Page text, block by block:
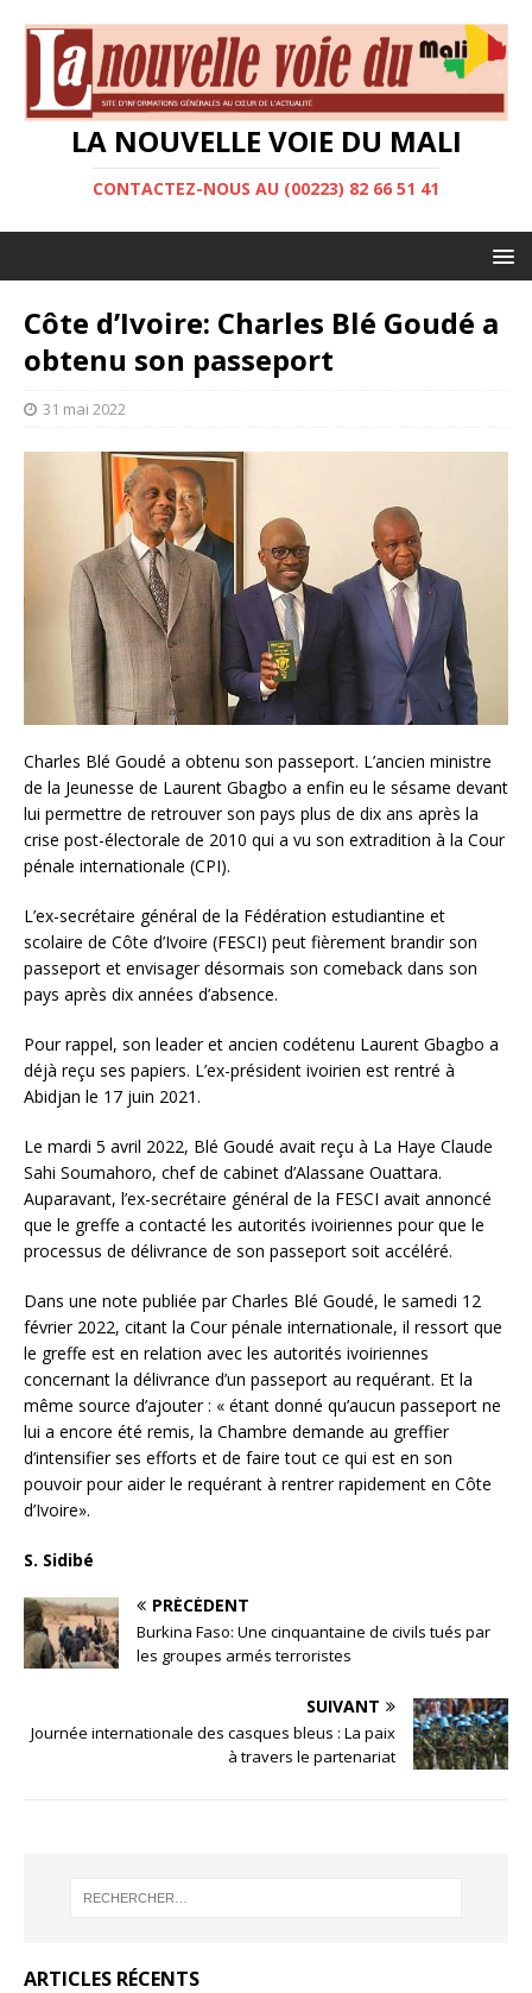
LA NOUVELLE VOIE DU MALI
CONTACTEZ-NOUS AU (00223) 82 66 51 41
Côte d’Ivoire: Charles Blé Goudé a
obtenu son passeport
31 mai 2022
Charles Blé Goudé a obtenu son passeport. L’ancien ministre
de la Jeunesse de Laurent Gbagbo a enfin eu le sésame devant
lui permettre de retrouver son pays plus de dix ans après la
crise post-électorale de 2010 qui a vu son extradition à la Cour
pénale internationale (CPI).
L’ex-secrétaire général de la Fédération estudiantine et
scolaire de Côte d’Ivoire (FESCI) peut fièrement brandir son
passeport et envisager désormais son comeback dans son
pays après dix années d’absence.
Pour rappel, son leader et ancien codétenu Laurent Gbagbo a
déjà reçu ses papiers. L’ex-président ivoirien est rentré à
Abidjan le 17 juin 2021.
Le mardi 5 avril 2022, Blé Goudé avait reçu à La Haye Claude
Sahi Soumahoro, chef de cabinet d’Alassane Ouattara.
Auparavant, l’ex-secrétaire général de la FESCI avait annoncé
que le greffe a contacté les autorités ivoiriennes pour que le
processus de délivrance de son passeport soit accéléré.
Dans une note publiée par Charles Blé Goudé, le samedi 12
février 2022, citant la Cour pénale internationale, il ressort que
le greffe est en relation avec les autorités ivoiriennes
concernant la délivrance d’un passeport au requérant. Et la
même source d’ajouter : « étant donné qu’aucun passeport ne
lui a encore été remis, la Chambre demande au greffier
d’intensifier ses efforts et de faire tout ce qui est en son
pouvoir pour aider le requérant à rentrer rapidement en Côte
d’Ivoire».
S. Sidibé
PRÉCÉDENT
Burkina Faso: Une cinquantaine de civils tués par
les groupes armés terroristes
SUIVANT
Journée internationale des casques bleus : La paix
à travers le partenariat
ARTICLES RÉCENTS